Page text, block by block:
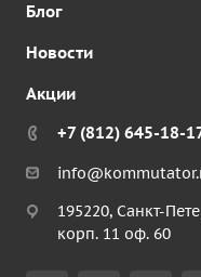
Блог
Новости
Акции
+7 (812) 645-18-
195220, Санкт-
корп. 11 оф. 60